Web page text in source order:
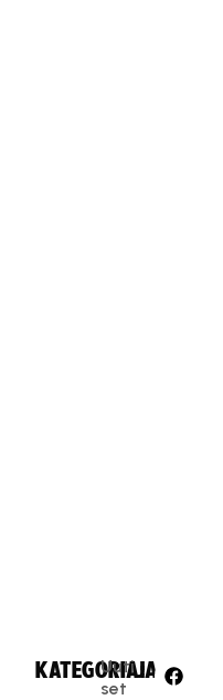
KATEGORIA:
Uuti
set
JAA: